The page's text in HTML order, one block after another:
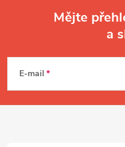
p
Mějte
a
E-mail